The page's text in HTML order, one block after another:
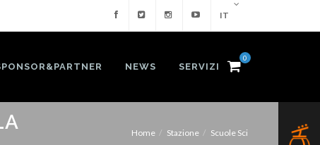
IT
NEWS SERVIZI
0
Home Stazione Scuole Sci